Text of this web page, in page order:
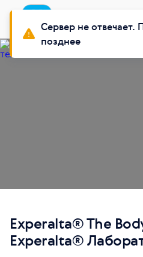
Buy Siberian
Experalta® The
Experalta®
Сервер не отвечает.
позднее